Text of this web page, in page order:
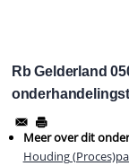
Rb Gelderland
Meer over dit
Houding